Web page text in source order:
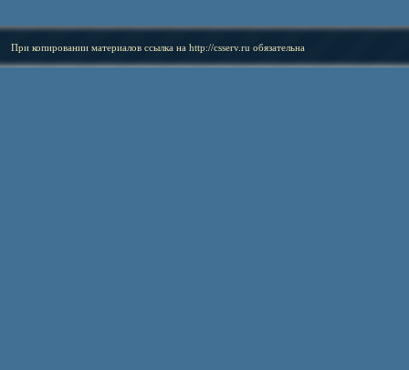
При копировании материалов ссылка на http://csserv.ru обязательна